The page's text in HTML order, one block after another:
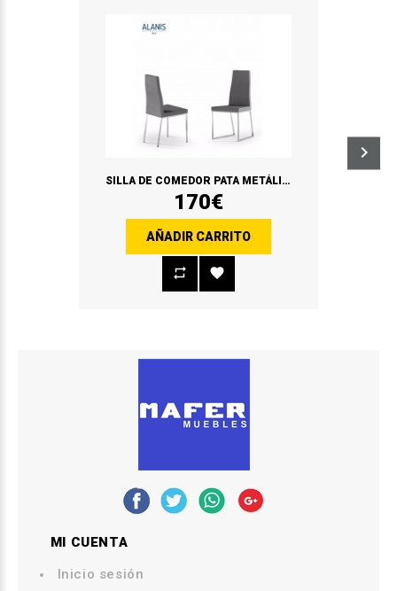
SILLA DE COMEDOR PATA METÁLICA ALANIS
170€
AÑADIR CARRITO
MI CUENTA
Inicio sesión